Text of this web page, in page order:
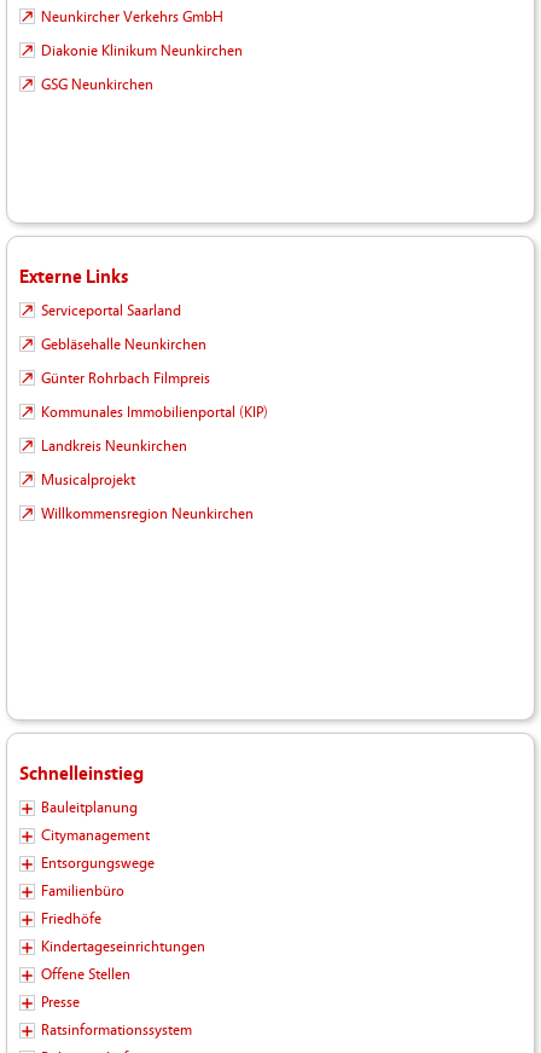
Neunkircher Verkehrs GmbH
Diakonie Klinikum Neunkirchen
GSG Neunkirchen
Externe Links
Serviceportal Saarland
Gebläsehalle Neunkirchen
Günter Rohrbach Filmpreis
Kommunales Immobilienportal (KIP)
Landkreis Neunkirchen
Musicalprojekt
Willkommensregion Neunkirchen
Schnelleinstieg
Bauleitplanung
Citymanagement
Entsorgungswege
Familienbüro
Friedhöfe
Kindertageseinrichtungen
Offene Stellen
Presse
Ratsinformationssystem